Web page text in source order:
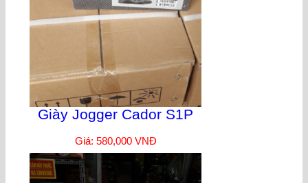
Giày Jogger Cador S1P
Giá: 580,000 VNĐ